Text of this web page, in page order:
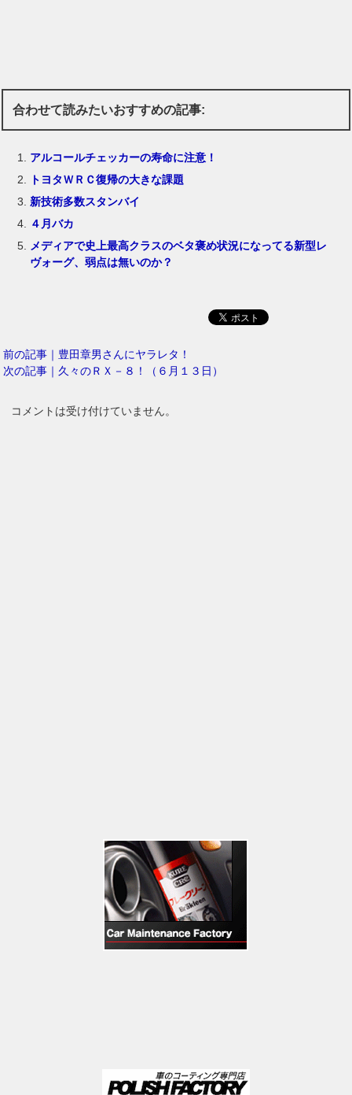
合わせて読みたいおすすめの記事:
アルコールチェッカーの寿命に注意！
トヨタＷＲＣ復帰の大きな課題
新技術多数スタンバイ
４月バカ
メディアで史上最高クラスのベタ褒め状況になってる新型レ
ヴォーグ、弱点は無いのか？
前の記事｜豊田章男さんにヤラレタ！
次の記事｜久々のＲＸ－８！（６月１３日）
コメントは受け付けていません。